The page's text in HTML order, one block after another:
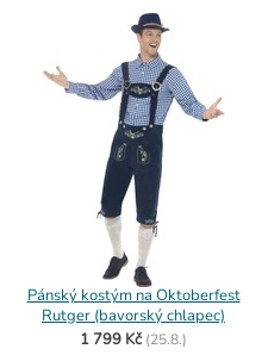
Pánský kostým na Oktoberfest
Rutger (bavorský chlapec)
1 799 Kč (25.8.)